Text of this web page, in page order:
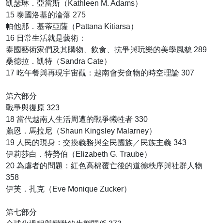
凱瑟琳．亞當斯（Kathleen M. Adams）
15 泰國洛基的淪落 275
帕他那．基蒂亞薩（Pattana Kitiarsa）
16 日常生活就是藝術：
泰國藝術家們及其購物、飲食、抗爭與玩樂的美學風貌 289
桑德拉．凱特（Sandra Cate）
17 吃午餐與再現宇宙觀：越南會安食物的時空理論 307
第六部分
戰爭與復原 323
18 當代越南人生活周遭的戰爭犧牲者 330
蕭恩．馬拉尼（Shaun Kingsley Malarney）
19 人民的現身：交換義務與全民國族／民族主義 343
伊莉莎白．特勞伯（Elizabeth G. Traube）
20 為虐者的問題：紅色高棉覆亡後的道德秩序與社群人物
358
伊芙．扎克（Eve Monique Zucker）
第七部分